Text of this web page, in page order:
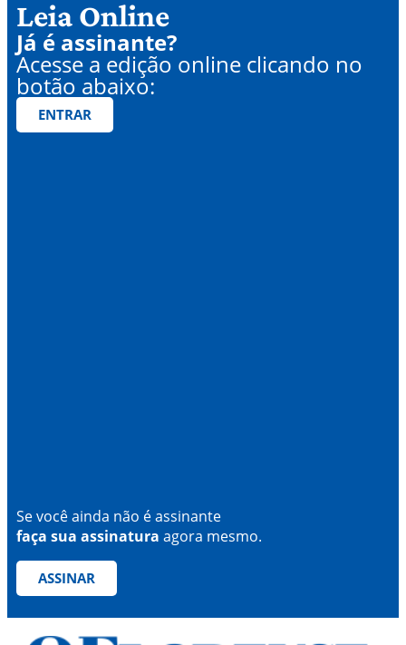
Leia Online
Já é assinante?
Acesse a edição online clicando no
botão abaixo:
ENTRAR
Se você ainda não é assinante
faça sua assinatura agora mesmo.
ASSINAR